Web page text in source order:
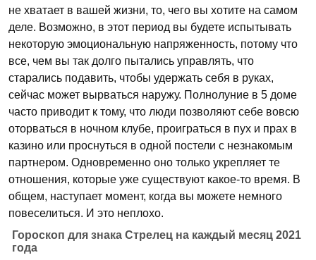
не хватает в вашей жизни, то, чего вы хотите на самом
деле. Возможно, в этот период вы будете испытывать
некоторую эмоциональную напряженность, потому что
все, чем вы так долго пытались управлять, что
старались подавить, чтобы удержать себя в руках,
сейчас может вырваться наружу. Полнолуние в 5 доме
часто приводит к тому, что люди позволяют себе вовсю
оторваться в ночном клубе, проиграться в пух и прах в
казино или проснуться в одной постели с незнакомым
партнером. Одновременно оно только укрепляет те
отношения, которые уже существуют какое-то время. В
общем, наступает момент, когда вы можете немного
повеселиться. И это неплохо.
Гороскоп для знака Стрелец на каждый месяц 2021
года